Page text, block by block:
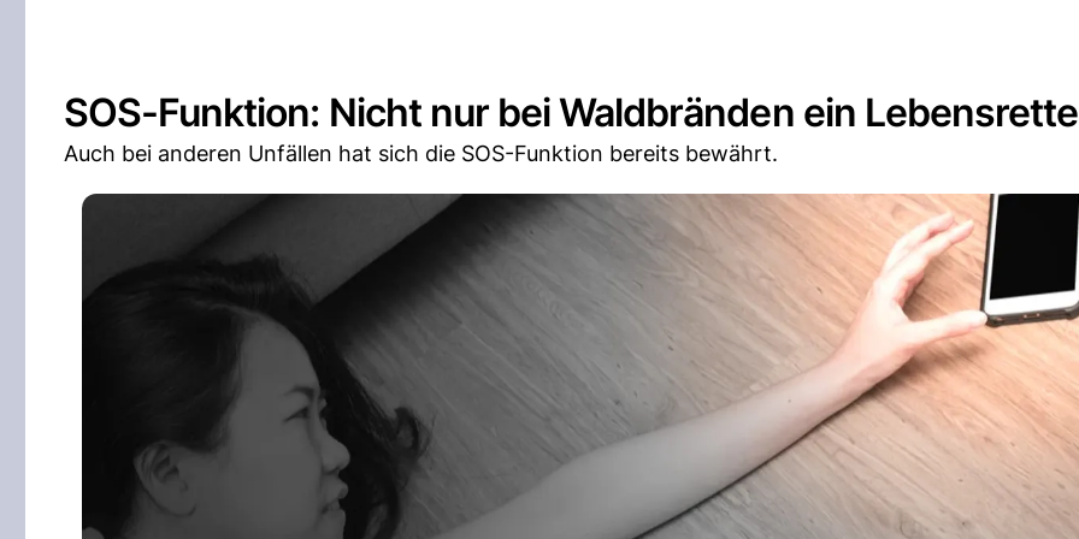
SOS-Funktion: Nicht nur bei Waldbränden ein
Auch bei anderen Unfällen hat sich die SOS-Funktion bereits bewährt.